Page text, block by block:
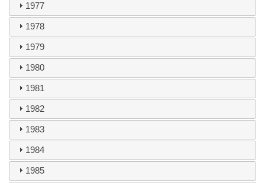
1977
1978
1979
1980
1981
1982
1983
1984
1985